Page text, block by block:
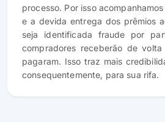
processo. Por isso
e a devida entrega dos prêmios
seja identificada fraude por
compradores receberão de
pagaram. Isso traz mais
consequentemente, para sua rifa.